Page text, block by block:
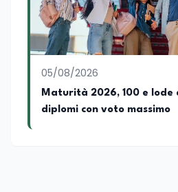
05/08/2026
Maturità 2026, 100 e lode
diplomi con voto massimo